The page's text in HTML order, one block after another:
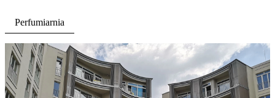
Perfumiarnia